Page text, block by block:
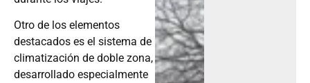
Otro de los elementos
destacados es el sistema de
climatización de doble zona,
desarrollado especialmente